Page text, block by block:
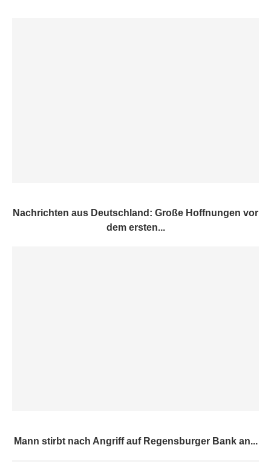
Nachrichten aus Deutschland: Große Hoffnungen vor
dem ersten...
Mann stirbt nach Angriff auf Regensburger Bank an...